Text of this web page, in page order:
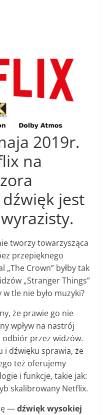
2019r.
na
jest
tworzy towarzysząca
przepięknego
Crown” byłby tak
„Stranger Things”
tle nie było muzyki?
że prawie go nie
wpływ na nastrój
odbiór przez widzów.
i dźwięku sprawia, że
też oferujemy
i funkcje, takie jak:
skalibrowany Netflix.
—dźwięk wysokiej